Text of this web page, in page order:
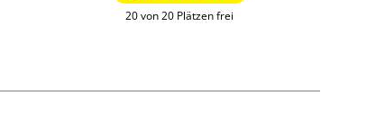
20 von 20 Plätzen frei